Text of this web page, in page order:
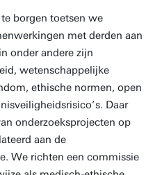
borgen toetsen we
met derden aan
onder andere zijn
wetenschappelijke
ethische normen, open
Daar
onderzoeksprojecten op
aan de
We richten een commissie